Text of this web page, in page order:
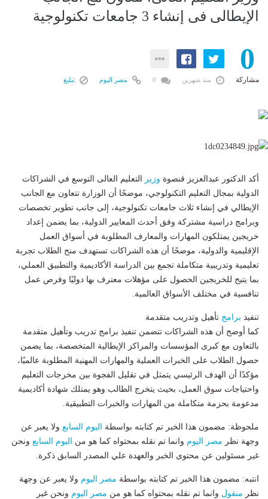
الإيطالى فى إنشاء 3 جامعات تكنولوجية
0
مشاركة منذ شهرين مصر اليوم تبليغ
أكد الدكتور عبدالعزيز قنصوة وزير التعليم العالى التوسع في الشراكات
الدولية بمجال التعليم التكنولوجي، موضحًا أن الوزارة تتعاون مع الجانب
الإيطالي في إنشاء ثلاث جامعات تكنولوجية، إلى جانب تطوير تخصصات
وبرامج دراسية مشتركة وفق أحدث المعايير الدولية، بما يضمن إعداد
خريجين يمتلكون المهارات والمعارف المطلوبة في أسواق العمل
الإقليمية والدولية، موضحًا أن هذه الشراكات تستهدف منح الطلاب تجربة
تعليمية وتدريبية متكاملة تجمع بين الدراسة الأكاديمية والتطبيق العملي،
بما يتيح للخريجين الحصول على مؤهلات معترف بها دوليًا وفرص عمل
تنافسية في مختلف الأسواق العالمية.
تنفيذ برامج تأهيل وتدريب متقدمة
كما أوضح أن هذه الشراكات تتضمن تنفيذ برامج تدريب وتأهيل متقدمة
بالتعاون مع كبرى المؤسسات والمراكز الإيطالية المتخصصة، بما يضمن
حصول الطلاب على الخبرات العملية والمهارات المهنية المطلوبة عالميًا،
مؤكدًا أن الهدف الرئيسي يتمثل في تقليل الفجوة بين مخرجات التعليم
واحتياجات سوق العمل، بحيث يتخرج الطالب وهو يمتلك شهادة أكاديمية
مدعومة بحزمة متكاملة من المهارات والخبرات التطبيقية.
ملحوظة: مضمون هذا الخبر تم كتابته بواسطة اليوم السابع ولا يعبر عن
وجهة نظر مصر اليوم وانما تم نقله بمحتواه كما هو من اليوم السابع ونحن
غير مسئولين عن محتوى الخبر والعهدة علي المصدر السابق ذكرة.
انتبه: مضمون هذا الخبر تم كتابته بواسطة مصر اليوم ولا يعبر عن وجهة
نظر منقول وانما تم نقله بمحتواه كما هو من مصر اليوم ونحن غير